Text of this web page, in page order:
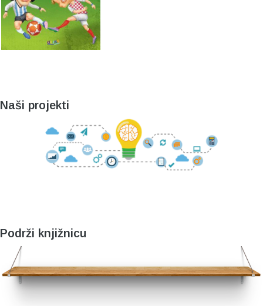
Naši projekti
Podrži knjižnicu